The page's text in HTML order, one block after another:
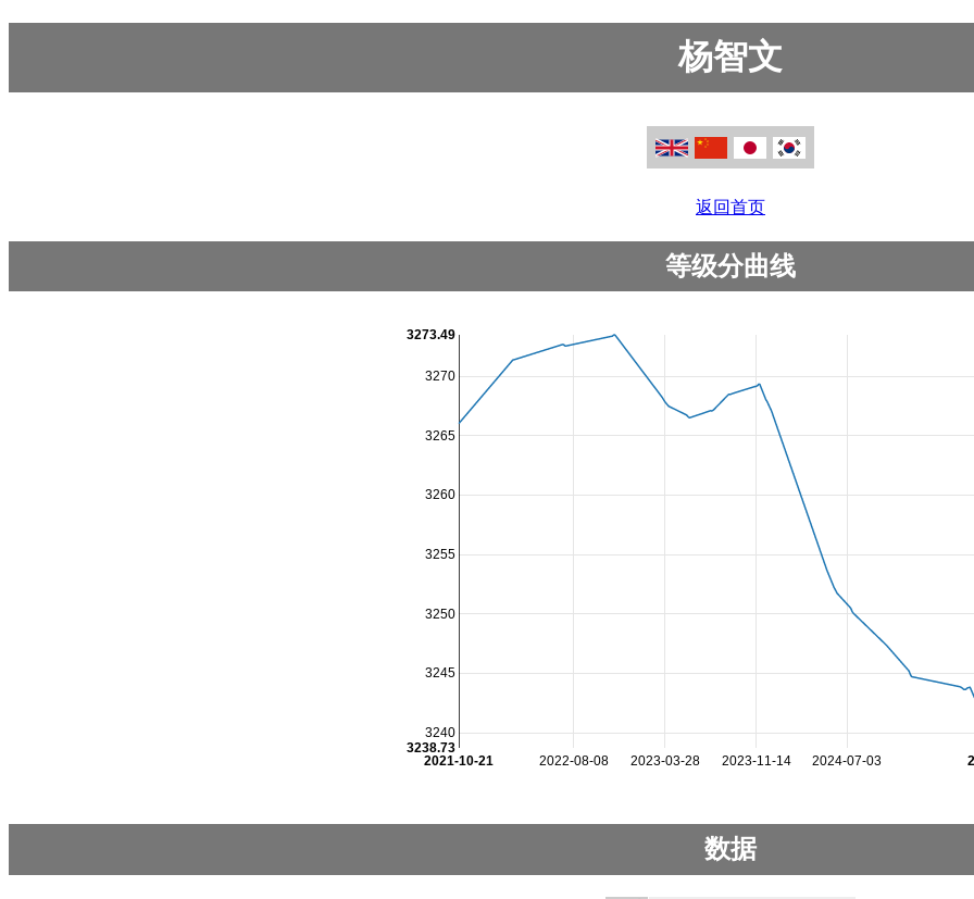
杨智文
返回首页
等级分曲线
2022-08-08 2023-03-28 2023-11-14 2024-07-03
2021-10-21
3240
3245
3250
3255
3260
3265
3270
3238.73
3273.49
数据